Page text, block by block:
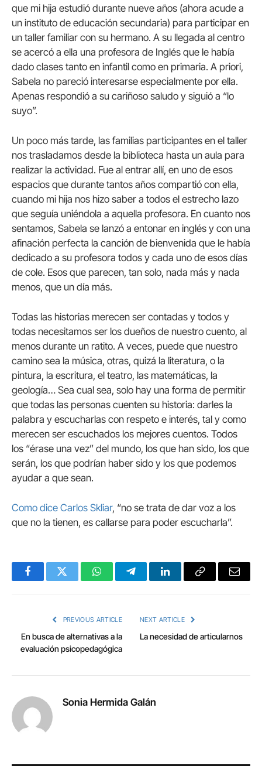
que mi hija estudió durante nueve años (ahora acude a
un instituto de educación secundaria) para participar en
un taller familiar con su hermano. A su llegada al centro
se acercó a ella una profesora de Inglés que le había
dado clases tanto en infantil como en primaria. A priori,
Sabela no pareció interesarse especialmente por ella.
Apenas respondió a su cariñoso saludo y siguió a “lo
suyo”.
Un poco más tarde, las familias participantes en el taller
nos trasladamos desde la biblioteca hasta un aula para
realizar la actividad. Fue al entrar allí, en uno de esos
espacios que durante tantos años compartió con ella,
cuando mi hija nos hizo saber a todos el estrecho lazo
que seguía uniéndola a aquella profesora. En cuanto nos
sentamos, Sabela se lanzó a entonar en inglés y con una
afinación perfecta la canción de bienvenida que le había
dedicado a su profesora todos y cada uno de esos días
de cole. Esos que parecen, tan solo, nada más y nada
menos, que un día más.
Todas las historias merecen ser contadas y todos y
todas necesitamos ser los dueños de nuestro cuento, al
menos durante un ratito. A veces, puede que nuestro
camino sea la música, otras, quizá la literatura, o la
pintura, la escritura, el teatro, las matemáticas, la
geología… Sea cual sea, solo hay una forma de permitir
que todas las personas cuenten su historia: darles la
palabra y escucharlas con respeto e interés, tal y como
merecen ser escuchados los mejores cuentos. Todos
los “érase una vez” del mundo, los que han sido, los que
serán, los que podrían haber sido y los que podemos
ayudar a que sean.
Como dice Carlos Skliar, “no se trata de dar voz a los
que no la tienen, es callarse para poder escucharla”.
FacebookTwitter WhatsAppTelegramLinkedInCopy
Email
PREVIOUS ARTICLE
En busca de alternativas a la
evaluación psicopedagógica
NEXT ARTICLE
La necesidad de articularnos
Sonia Hermida Galán